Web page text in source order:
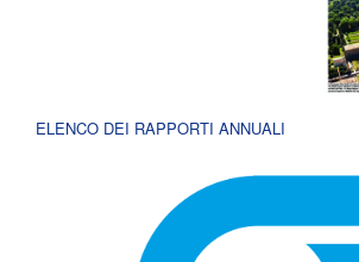
ELENCO DEI RAPPORTI ANNUALI